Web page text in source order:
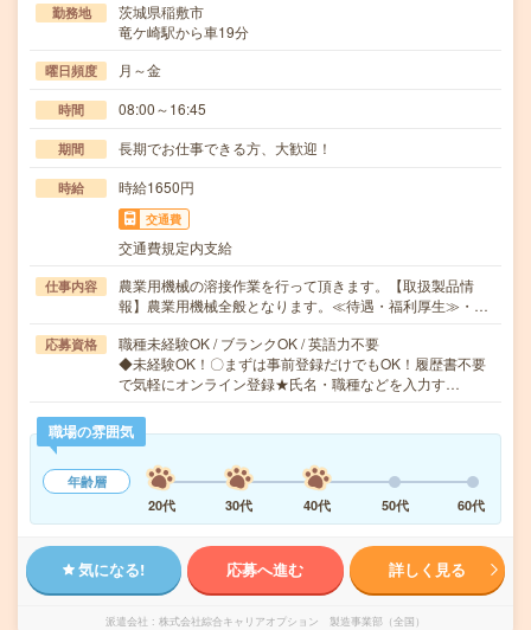
勤務地
茨城県稲敷市
竜ケ崎駅から車19分
曜日頻度 月～金
時間 08:00～16:45
期間 長期でお仕事できる方、大歓迎！
時給 時給1650円
交通費
交通費規定内支給
仕事内容
農業用機械の溶接作業を行って頂きます。【取扱製品情
報】農業用機械全般となります。≪待遇・福利厚生≫・…
応募資格
職種未経験OK / ブランクOK / 英語力不要
◆未経験OK！〇まずは事前登録だけでもOK！履歴書不要
で気軽にオンライン登録★氏名・職種などを入力す…
職場の雰囲気
年齢層
20代
30代 40代 50代 60代
気になる! 応募へ進む 詳しく見る
派遣会社 株式会社綜合キャリアオプション 製造事業部（全国）